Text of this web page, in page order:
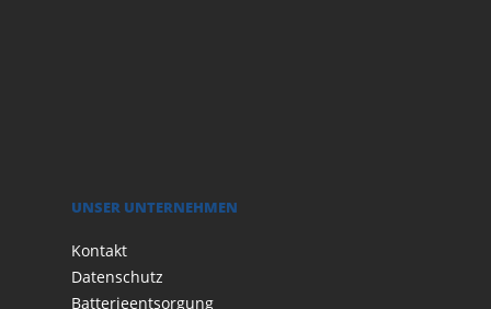
UNSER UNTERNEHMEN
Kontakt
Datenschutz
Batterieentsorgung